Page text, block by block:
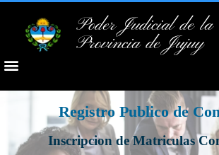
Poder Judicial de la
Provincia de Jujuy
Registro Publico de
Inscripcion de Matriculas